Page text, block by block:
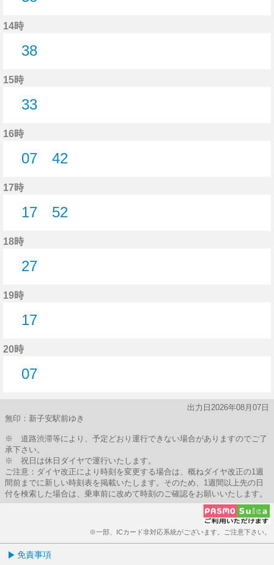
14時
38
15時
33
16時
07
42
17時
17
52
18時
27
19時
17
20時
07
出力日2026年08月07日
無印：新子安駅前ゆき
※ 道路渋滞等により、予定どおり運行できない場合がありますのでご了
承下さい。
※ 祝日は休日ダイヤで運行いたします。
ご注意：ダイヤ改正により時刻を変更する場合は、概ねダイヤ改正の1週
間前までに新しい時刻表を掲載いたします。そのため、1週間以上先の日
付を検索した場合は、乗車前に改めて時刻のご確認をお願いいたします。
※一部、ICカード非対応系統がございます。ご注意下さい。
免責事項